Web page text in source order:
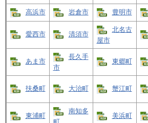
高浜市 岩倉市 豊明市
愛西市 清須市
北名古
屋市
あま市
長久手
市
東郷町
扶桑町 大治町 蟹江町
東浦町
南知多
美浜町